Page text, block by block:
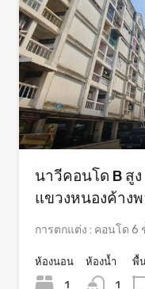
นาวีคอนโด B สู
แขวงหนองค้าง
การตกแต่ง : คอนโด 6
ห้องนอน
1
ห้องน้ำ
1
พื้